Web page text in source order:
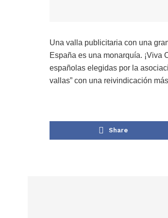
Una valla publicitaria con una
España es una monarquía. ¡Viva
españolas elegidas por la
vallas” con una reivindicación
Share